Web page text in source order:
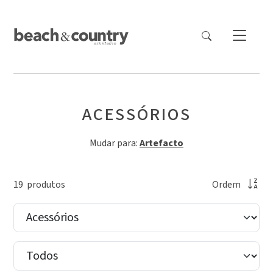
ACESSÓRIOS
Mudar para:Artefacto
19 produtos Ordem